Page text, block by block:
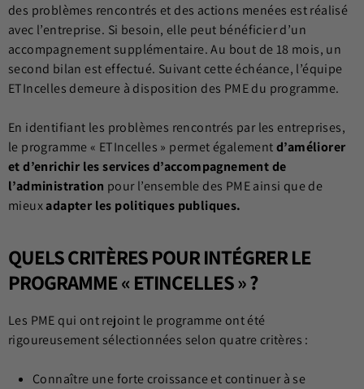
des problèmes rencontrés et des actions menées est réalisé
avec l’entreprise. Si besoin, elle peut bénéficier d’un
accompagnement supplémentaire. Au bout de 18 mois, un
second bilan est effectué. Suivant cette échéance, l’équipe
ETIncelles demeure à disposition des PME du programme.
En identifiant les problèmes rencontrés par les entreprises,
le programme « ETIncelles » permet égalementd’améliorer
et d’enrichir les services d’accompagnement de
l’administration pour l’ensemble des PME ainsi que de
mieuxadapter les politiques publiques.
QUELS CRITÈRES POUR INTÉGRER LE
PROGRAMME « ETINCELLES » ?
Les PME qui ont rejoint le programme ont été
rigoureusement sélectionnées selon quatre critères :
Connaître une forte croissance et continuer à se